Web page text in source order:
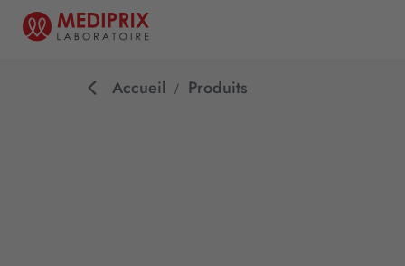
Accueil Produits